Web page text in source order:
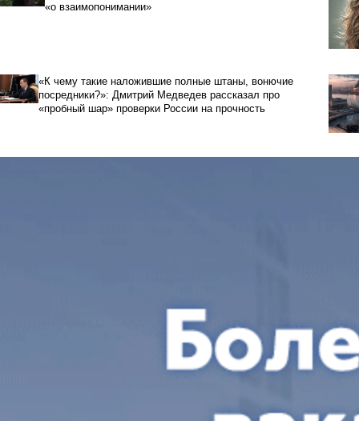
«о взаимопонимании»
«К чему такие наложившие полные штаны, вонючие
посредники?»: Дмитрий Медведев рассказал про
«пробный шар» проверки России на прочность